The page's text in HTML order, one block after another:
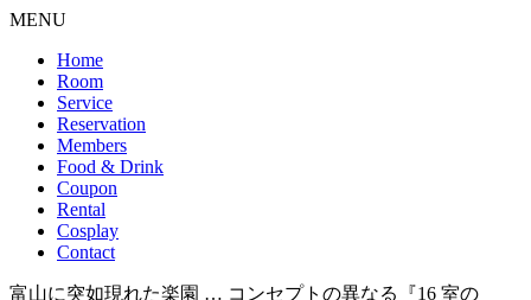
MENU
Home
Room
Service
Reservation
Members
Food & Drink
Coupon
Rental
Cosplay
Contact
富山に突如現れた楽園 … コンセプトの異なる『16 室の